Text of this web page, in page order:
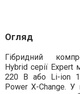
Огляд
Гібридний
Hybrid серії Expert
220 В або Li-ion
Power X-Change. У